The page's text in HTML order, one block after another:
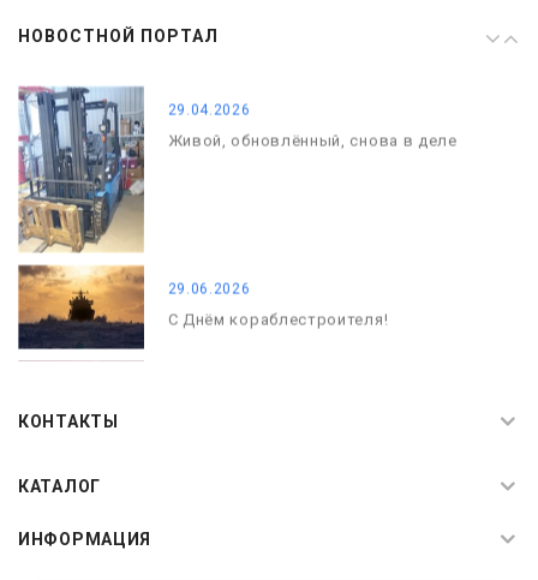
НОВОСТНОЙ ПОРТАЛС Днём Победы. Память, которая с
29.04.2026
Живой, обновлённый, снова в деле
29.06.2026
С Днём кораблестроителя!
КОНТАКТЫ
КАТАЛОГ
ИНФОРМАЦИЯ